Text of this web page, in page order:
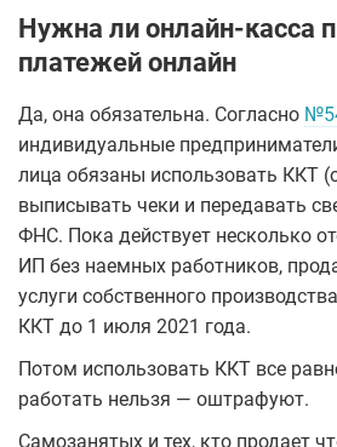
Нужна ли онлайн-касса
платежей онлайн
Да, она обязательна. Согласно
индивидуальные
лица обязаны использовать ККТ
выписывать чеки и передавать
ФНС. Пока действует несколько
ИП без наемных работников,
услуги собственного
ККТ до 1 июля 2021 года.
Потом использовать ККТ все
работать нельзя — оштрафуют.
Самозанятых и тех, кто продает